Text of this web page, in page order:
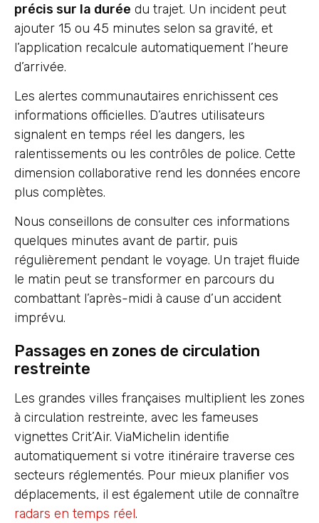
précis sur la durée du trajet. Un incident peut
ajouter 15 ou 45 minutes selon sa gravité, et
l’application recalcule automatiquement l’heure
d’arrivée.
Les alertes communautaires enrichissent ces
informations officielles. D’autres utilisateurs
signalent en temps réel les dangers, les
ralentissements ou les contrôles de police. Cette
dimension collaborative rend les données encore
plus complètes.
Nous conseillons de consulter ces informations
quelques minutes avant de partir, puis
régulièrement pendant le voyage. Un trajet fluide
le matin peut se transformer en parcours du
combattant l’après-midi à cause d’un accident
imprévu.
Passages en zones de circulation
restreinte
Les grandes villes françaises multiplient les zones
à circulation restreinte, avec les fameuses
vignettes Crit’Air. ViaMichelin identifie
automatiquement si votre itinéraire traverse ces
secteurs réglementés. Pour mieux planifier vos
déplacements, il est également utile de connaître
radars en temps réel.